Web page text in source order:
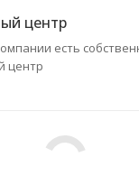
центр
есть
центр